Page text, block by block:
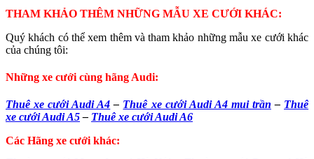
THAM KHẢO THÊM NHỮNG MẪU XE CƯỚI KHÁC:
Quý khách có thể xem thêm và tham khảo những mẫu xe cưới khác
của chúng tôi:
Những xe cưới cùng hãng Audi:
Thuê xe cưới Audi A4 – Thuê xe cưới Audi A4 mui trần – Thuê
xe cưới Audi A5– Thuê xe cưới Audi A6
Các Hãng xe cưới khác: